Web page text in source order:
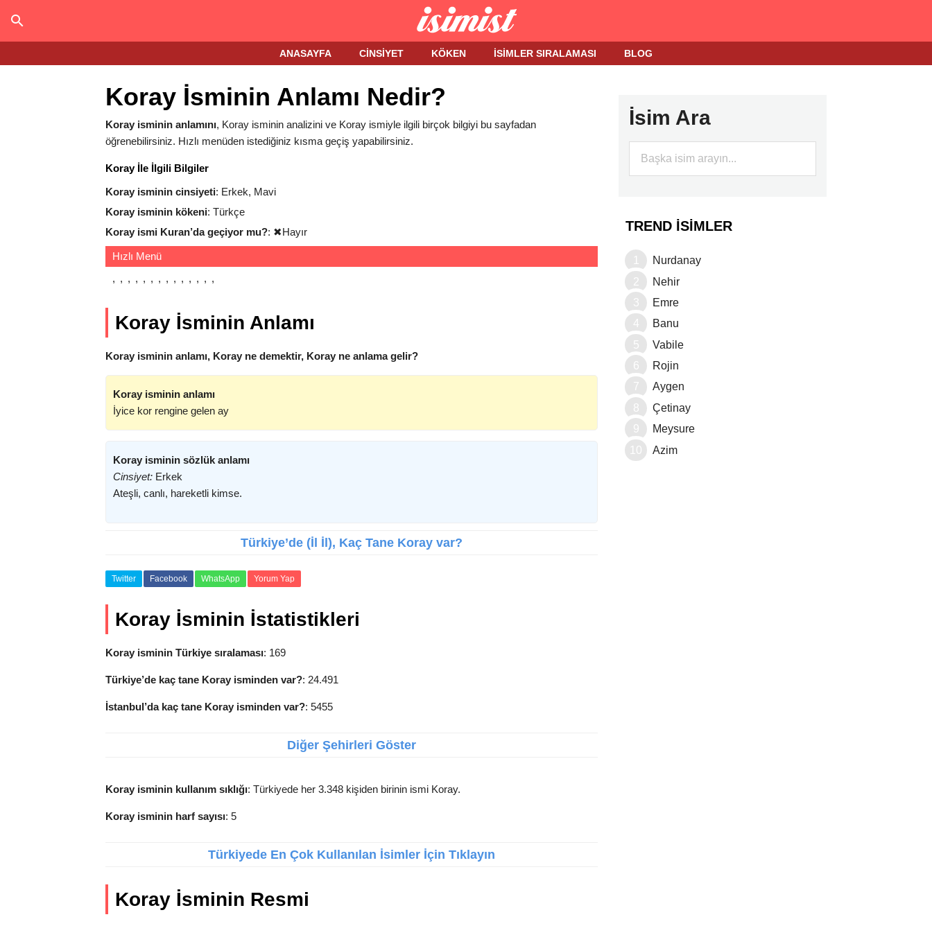
ANASAYFA CINSIYET KÖKEN İSIMLER SIRALAMASI BLOG
Koray İsminin Anlamı Nedir?
Koray isminin anlamını, Koray isminin analizini ve Koray ismiyle ilgili birçok bilgiyi bu sayfadan
öğrenebilirsiniz. Hızlı menüden istediğiniz kısma geçiş yapabilirsiniz.
Koray İle İlgili Bilgiler
Koray isminin cinsiyeti: Erkek, Mavi
Koray isminin kökeni: Türkçe
Koray ismi Kuran’da geçiyor mu?: ✖Hayır
Hızlı Menü
Koray İsminin Anlamı
Koray isminin anlamı, Koray ne demektir, Koray ne anlama gelir?
Koray isminin anlamı
İyice kor rengine gelen ay
Koray isminin sözlük anlamı
Cinsiyet: Erkek
Ateşli, canlı, hareketli kimse.
Türkiye’de (İl İl), Kaç Tane Koray var?
Twitter Facebook WhatsApp Yorum Yap
Koray İsminin İstatistikleri
Koray isminin Türkiye sıralaması: 169
Türkiye’de kaç tane Koray isminden var?: 24.491
İstanbul’da kaç tane Koray isminden var?: 5455
Diğer Şehirleri Göster
Koray isminin kullanım sıklığı: Türkiyede her 3.348 kişiden birinin ismi Koray.
Koray isminin harf sayısı: 5
Türkiyede En Çok Kullanılan İsimler İçin Tıklayın
Koray İsminin Resmi
İsim Ara
TREND İSIMLER
Nurdanay
Nehir
Emre
Banu
Vabile
Rojin
Aygen
Çetinay
Meysure
Azim